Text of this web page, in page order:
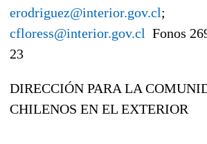
erodriguez@interior.gov.cl;
cfloress@interior.gov.cl Fonos
23
DIRECCIÓN PARA LA
CHILENOS EN EL EXTERIOR